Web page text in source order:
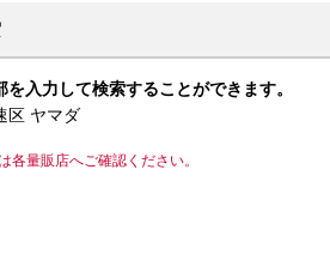
入力して検索することができます。
区 ヤマダ
各量販店へご確認ください。